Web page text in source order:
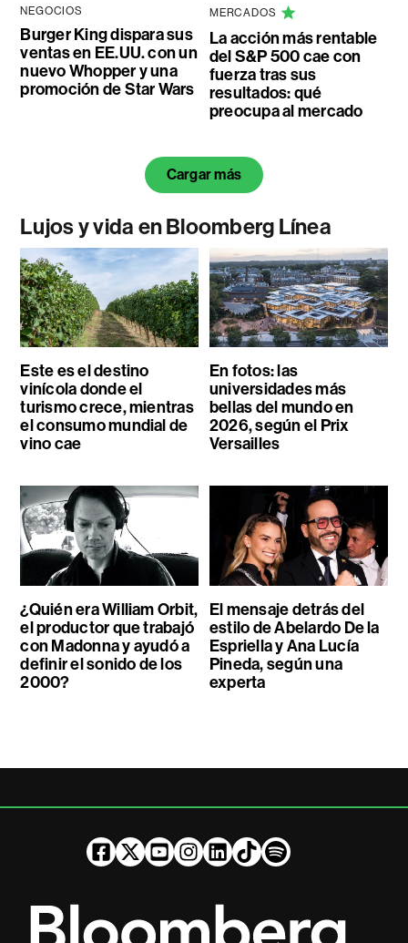
NEGOCIOS
Burger King dispara sus
ventas en EE.UU. con un
nuevo Whopper y una
promoción de Star Wars
MERCADOS
La acción más rentable
del S&P 500 cae con
fuerza tras sus
resultados: qué
preocupa al mercado
Cargar más
Lujos y vida en Bloomberg Línea
Este es el destino
vinícola donde el
turismo crece, mientras
el consumo mundial de
vino cae
En fotos: las
universidades más
bellas del mundo en
2026, según el Prix
Versailles
¿Quién era William Orbit,
el productor que trabajó
con Madonna y ayudó a
definir el sonido de los
2000?
El mensaje detrás del
estilo de Abelardo De la
Espriella y Ana Lucía
Pineda, según una
experta